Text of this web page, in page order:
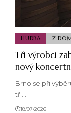
HUDBA Z
Tři výrobci
nový
Brno se při
tři…
18/07/2026